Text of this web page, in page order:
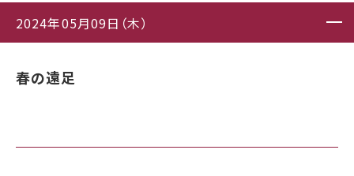
2024年05月09日（木）
春の遠足